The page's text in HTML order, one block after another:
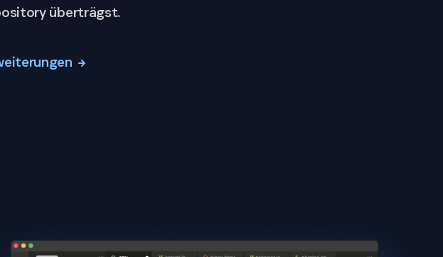
überträgst.